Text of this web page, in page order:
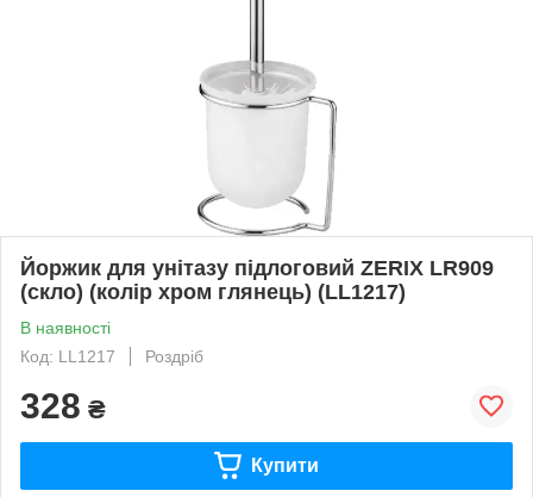
Йоржик для унітазу підлоговий ZERIX LR909
(скло) (колір хром глянець) (LL1217)
В наявності
Код: LL1217
Роздріб
328 ₴
Купити